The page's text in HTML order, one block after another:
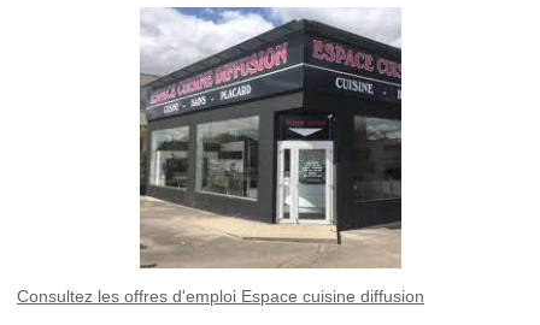
Consultez les offres d'emploi Espace cuisine diffusion